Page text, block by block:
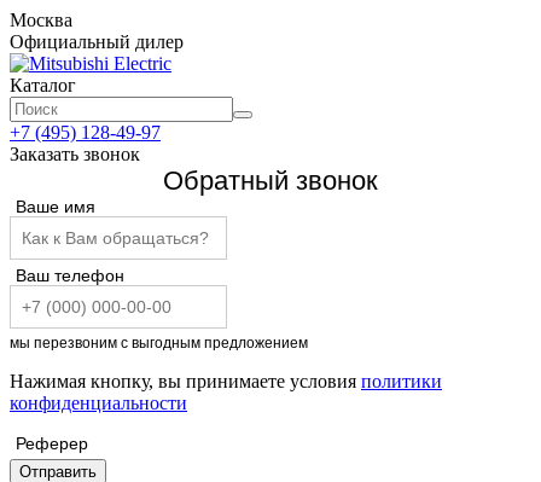
Москва
Официальный дилер
Каталог
+7 (495) 128-49-97
Заказать звонок
Обратный звонок
Ваше имя
Ваш телефон
мы перезвоним с выгодным предложением
Нажимая кнопку, вы принимаете условия политики
конфиденциальности
Реферер
Отправить